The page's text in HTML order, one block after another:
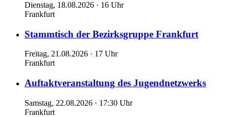
Dienstag, 18.08.2026 · 16 Uhr
Frankfurt
Stammtisch der Bezirksgruppe Frankfurt
Freitag, 21.08.2026 · 17 Uhr
Frankfurt
Auftaktveranstaltung des Jugendnetzwerks
Samstag, 22.08.2026 · 17:30 Uhr
Frankfurt